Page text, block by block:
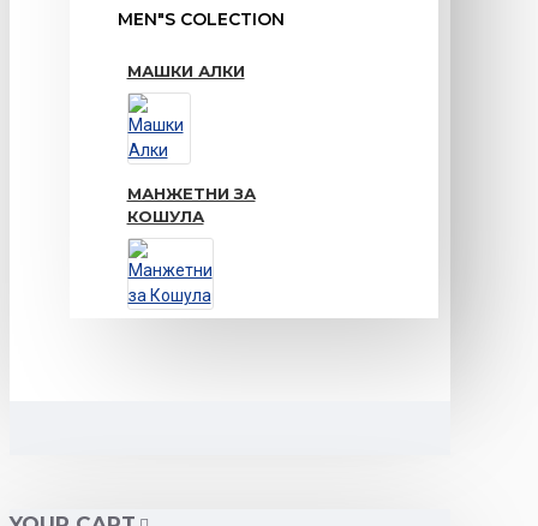
MEN"S COLECTION
МАШКИ АЛКИ
МАНЖЕТНИ ЗА
КОШУЛА